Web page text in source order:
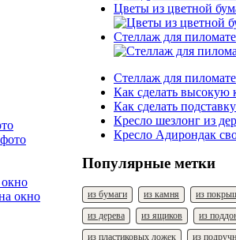
Цветы из цветной
Стеллаж для
Стеллаж для
Как сделать высокую
Как сделать
Кресло шезлонг из
Кресло Адирондак
Популярные метки
из бумаги из камня из
из дерева
из ящиков из
из пластиковых ложек
из